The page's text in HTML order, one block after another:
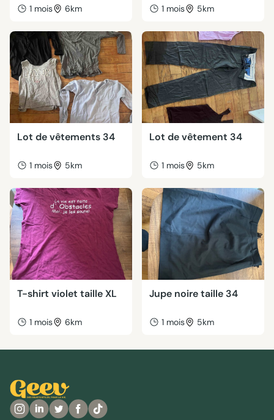
1 mois 6km 1 mois 5km
Lot de vêtements 34
1 mois 5km
Lot de vêtement 34
1 mois 5km
T-shirt violet taille XL
1 mois 6km
Jupe noire taille 34
1 mois 5km